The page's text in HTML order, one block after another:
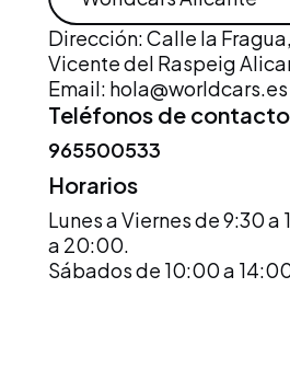
Dirección: Calle la
Vicente del Raspeig
Email: hola@worldcars.es
Teléfonos de contacto
965500533
Horarios
Lunes a Viernes de 9:30 a
a 20:00.
Sábados de 10:00 a